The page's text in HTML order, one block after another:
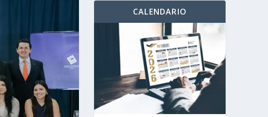
CALENDARIO